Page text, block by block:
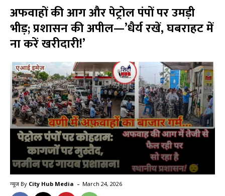
अफवाहों की आग और पेट्रोल पंपों पर उमड़ी
भीड़; प्रशासन की अपील—’धैर्य रखें, घबराहट में
ना करें खरीदारी!’
न्यूज By City Hub Media - March 24, 2026